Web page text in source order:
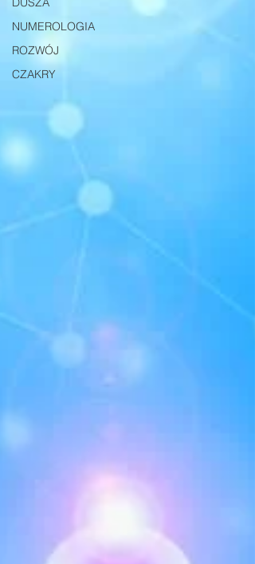
NUMEROLOGIA
ROZWÓJ
CZAKRY